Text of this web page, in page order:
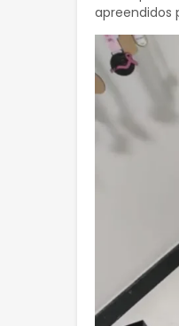
apreendidos